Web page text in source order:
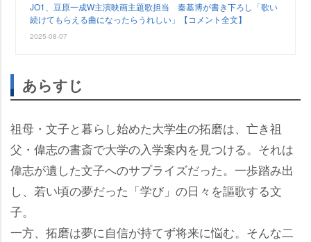
JO1、豆原一成W主演映画主題歌担当 秦基博が書き下ろし「歌い
続けてもらえる曲になったらうれしい」【コメント全文】
2025-08-07
あらすじ
祖母・文子と暮らし始めた大学生の拓磨は、亡き祖
父・偉志の書斎で大学の入学案内を見つける。それは
偉志が遺した文子へのサプライズだった。一歩踏み出
し、若い頃の夢だった「学び」の日々を謳歌する文
子。
一方、拓磨は夢に自信が持てず将来に悩む。そんな二